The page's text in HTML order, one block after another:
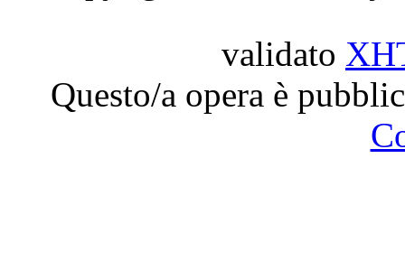
validato
Questo/a opera è